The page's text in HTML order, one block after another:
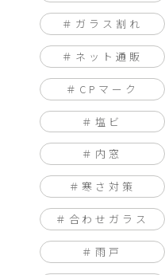
ガラス割れ
ネット通販
CPマーク
塩ビ
内窓
寒さ対策
合わせガラス
雨戸